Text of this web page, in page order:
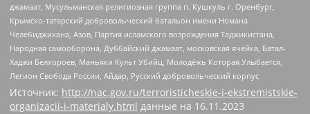
джамаат, Мусульманская религиозная группа п. Кушкуль г. Оренбург,
Крымско-татарский добровольческий батальон имени Номана
Челебиджихана, Азов, Партия исламского возрождения Таджикистана,
Народная самооборона, Дуббайский джамаат, московская ячейка, Батал-
Хаджи Белхороев, Маньяки Культ Убийц, Молодёжь Которая Улыбается,
Легион Свобода России, Айдар, Русский добровольческий корпус
Источник: http://nac.gov.ru/terroristicheskie-i-ekstremistskie-
organizacii-i-materialy.html данные на 16.11.2023